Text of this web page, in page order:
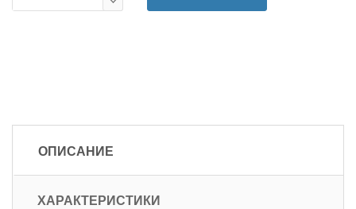
ОПИСАНИЕ
ХАРАКТЕРИСТИКИ